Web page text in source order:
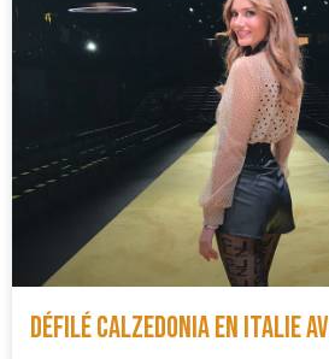
Défilé Calzedonia en Italie